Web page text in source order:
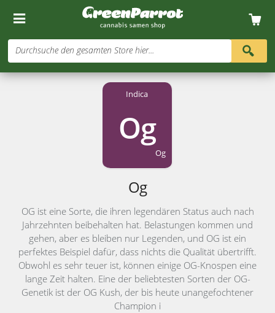
Durchsuche den gesamten Store hier...
Indica
Og
Og
Og
OG ist eine Sorte, die ihren legendären Status auch nach
Jahrzehnten beibehalten hat. Belastungen kommen und
gehen, aber es bleiben nur Legenden, und OG ist ein
perfektes Beispiel dafür, dass nichts die Qualität übertrifft.
Obwohl es sehr teuer ist, können einige OG-Knospen eine
lange Zeit halten. Eine der beliebtesten Sorten der OG-
Genetik ist der OG Kush, der bis heute unangefochtener
Champion i